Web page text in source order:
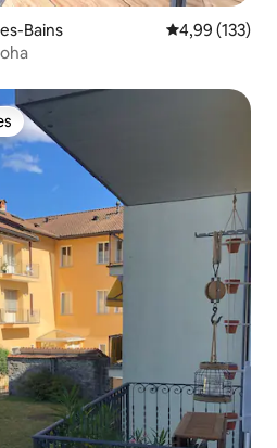
Bains 4,99 de uma
4,99 (133)
dos hóspedes